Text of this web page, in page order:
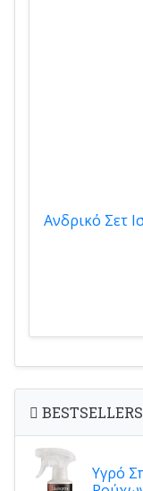
BESTSELLERS
Υγρό